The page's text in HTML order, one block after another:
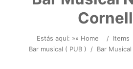
Estás aquí: »» Home / Items
Bar musical ( PUB )
/ Bar